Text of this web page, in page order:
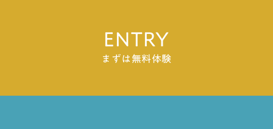
ENTRY
まずは無料体験